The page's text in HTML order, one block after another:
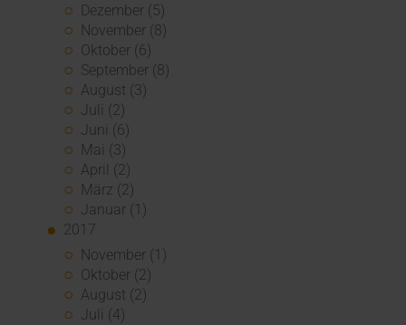
Dezember (5)
November (8)
Oktober (6)
September (8)
August (3)
Juli (2)
Juni (6)
Mai (3)
April (2)
März (2)
Januar (1)
2017
November (1)
Oktober (2)
August (2)
Juli (4)